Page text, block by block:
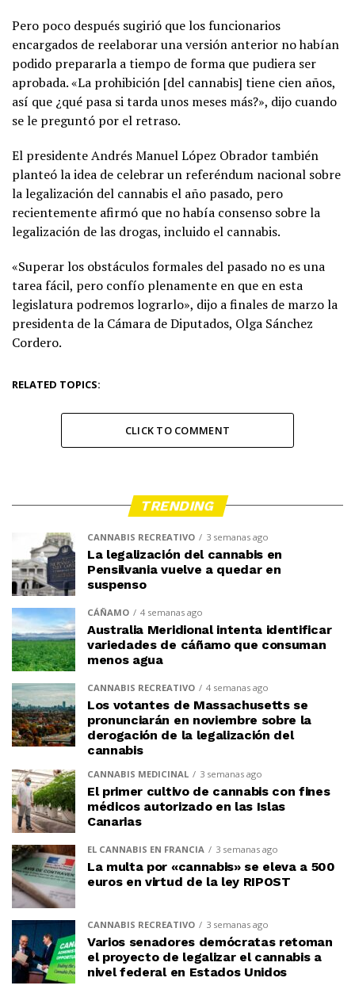
Pero poco después sugirió que los funcionarios
encargados de reelaborar una versión anterior no habían
podido prepararla a tiempo de forma que pudiera ser
aprobada. «La prohibición [del cannabis] tiene cien años,
así que ¿qué pasa si tarda unos meses más?», dijo cuando
se le preguntó por el retraso.
El presidente Andrés Manuel López Obrador también
planteó la idea de celebrar un referéndum nacional sobre
la legalización del cannabis el año pasado, pero
recientemente afirmó que no había consenso sobre la
legalización de las drogas, incluido el cannabis.
«Superar los obstáculos formales del pasado no es una
tarea fácil, pero confío plenamente en que en esta
legislatura podremos lograrlo», dijo a finales de marzo la
presidenta de la Cámara de Diputados, Olga Sánchez
Cordero.
RELATED TOPICS:
CLICK TO COMMENT
TRENDING
CANNABIS RECREATIVO 3 semanas ago
La legalización del cannabis en
Pensilvania vuelve a quedar en
suspenso
CÁÑAMO 4 semanas ago
Australia Meridional intenta identificar
variedades de cáñamo que consuman
menos agua
CANNABIS RECREATIVO 4 semanas ago
Los votantes de Massachusetts se
pronunciarán en noviembre sobre la
derogación de la legalización del
cannabis
CANNABIS MEDICINAL 3 semanas ago
El primer cultivo de cannabis con fines
médicos autorizado en las Islas
Canarias
EL CANNABIS EN FRANCIA 3 semanas ago
La multa por «cannabis» se eleva a 500
euros en virtud de la ley RIPOST
CANNABIS RECREATIVO 3 semanas ago
Varios senadores demócratas retoman
el proyecto de legalizar el cannabis a
nivel federal en Estados Unidos